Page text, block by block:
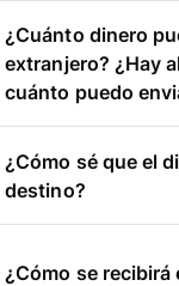
¿Cuánto dinero
extranjero? ¿Hay
cuánto puedo
¿Cómo sé que el
destino?
¿Cómo se recibirá